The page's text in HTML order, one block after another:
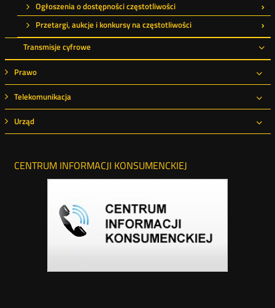
Ogłoszenia o dostępności częstotliwości
Przetargi, aukcje i konkursy na częstotliwości
Transmisje cyfrowe
Prawo
Telekomunikacja
Urząd
CENTRUM INFORMACJI KONSUMENCKIEJ